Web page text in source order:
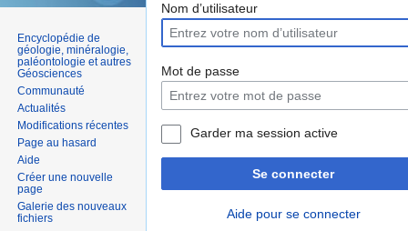
Nom d’utilisateur
Mot de passe
Garder ma session active
Se connecter
Aide pour se connecter
Encyclopédie de
géologie, minéralogie,
paléontologie et autres
Géosciences
Communauté
Actualités
Modifications récentes
Page au hasard
Aide
Créer une nouvelle
page
Galerie des nouveaux
fichiers